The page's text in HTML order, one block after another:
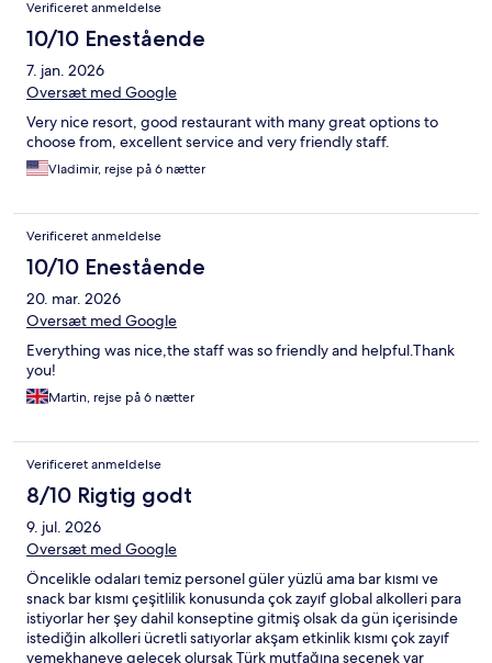
Verificeret anmeldelse
10/10 Enestående
7. jan. 2026
Oversæt med Google
Very nice resort, good restaurant with many great options to
choose from, excellent service and very friendly staff.
Vladimir, rejse på 6 nætter
Verificeret anmeldelse
10/10 Enestående
20. mar. 2026
Oversæt med Google
Everything was nice,the staff was so friendly and helpful.Thank
you!
Martin, rejse på 6 nætter
Verificeret anmeldelse
8/10 Rigtig godt
9. jul. 2026
Oversæt med Google
Öncelikle odaları temiz personel güler yüzlü ama bar kısmı ve
snack bar kısmı çeşitlilik konusunda çok zayıf global alkolleri para
istiyorlar her şey dahil konseptine gitmiş olsak da gün içerisinde
istediğin alkolleri ücretli satıyorlar akşam etkinlik kısmı çok zayıf
yemekhaneye gelecek olursak Türk mutfağına seçenek var